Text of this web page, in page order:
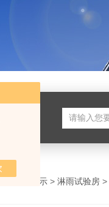
产品展示 > 淋雨试验房 >